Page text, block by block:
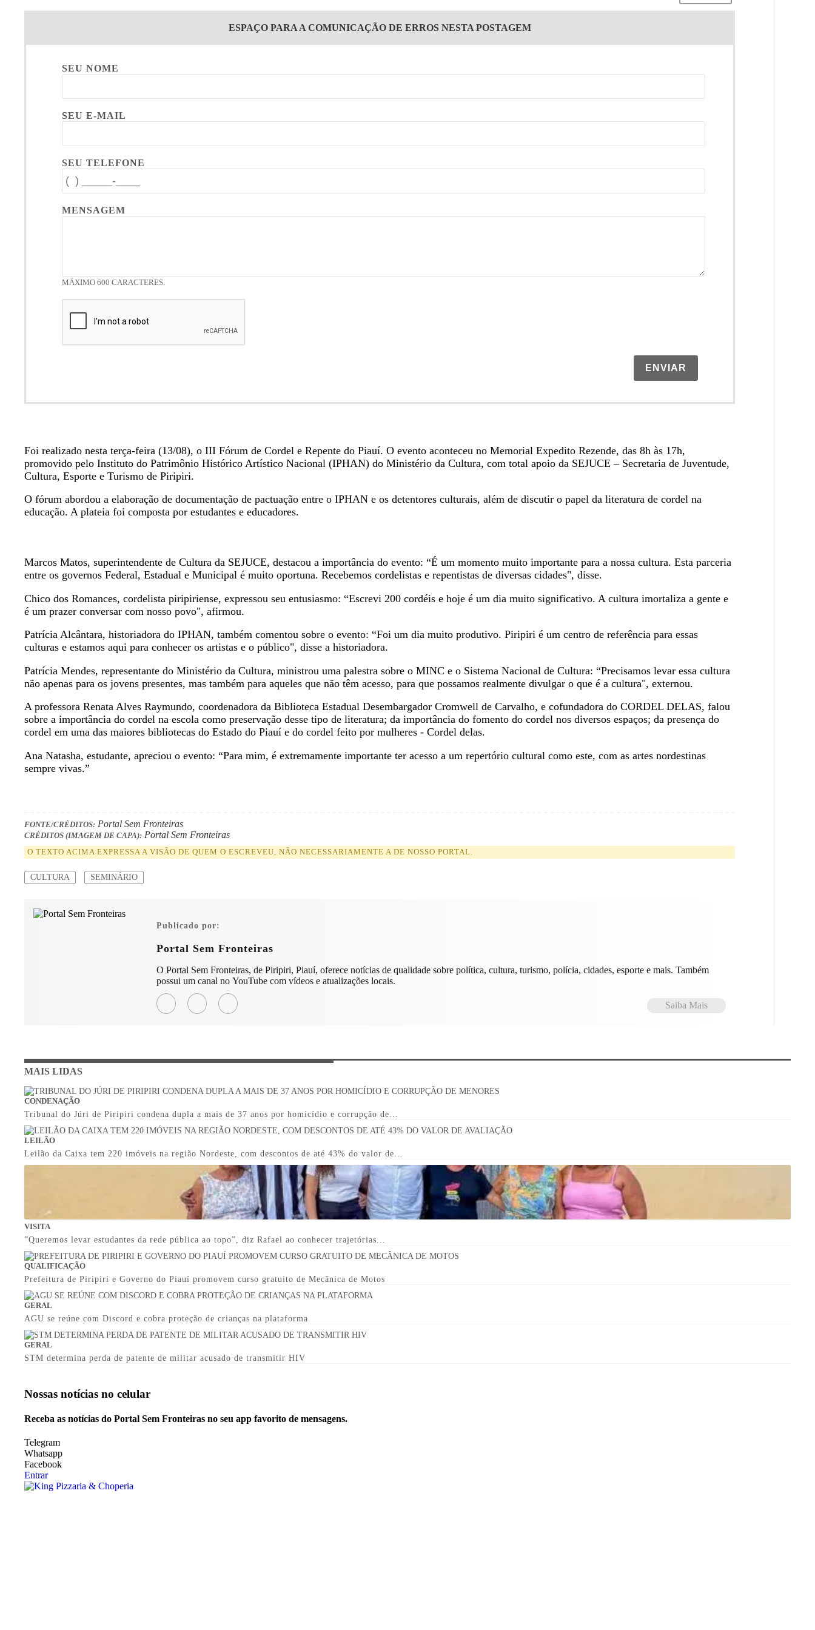
ESPAÇO PARA A COMUNICAÇÃO DE ERROS NESTA POSTAGEM
SEU NOME
SEU E-MAIL
SEU TELEFONE
MENSAGEM
MÁXIMO 600 CARACTERES.
ENVIAR
Foi realizado nesta terça-feira (13/08), o III Fórum de Cordel e Repente do Piauí. O evento aconteceu no Memorial Expedito Rezende, das 8h às 17h,
promovido pelo Instituto do Patrimônio Histórico Artístico Nacional (IPHAN) do Ministério da Cultura, com total apoio da SEJUCE – Secretaria de Juventude,
Cultura, Esporte e Turismo de Piripiri.
O fórum abordou a elaboração de documentação de pactuação entre o IPHAN e os detentores culturais, além de discutir o papel da literatura de cordel na
educação. A plateia foi composta por estudantes e educadores.
Marcos Matos, superintendente de Cultura da SEJUCE, destacou a importância do evento: “É um momento muito importante para a nossa cultura. Esta parceria
entre os governos Federal, Estadual e Municipal é muito oportuna. Recebemos cordelistas e repentistas de diversas cidades", disse.
Chico dos Romances, cordelista piripiriense, expressou seu entusiasmo: “Escrevi 200 cordéis e hoje é um dia muito significativo. A cultura imortaliza a gente e
é um prazer conversar com nosso povo", afirmou.
Patrícia Alcântara, historiadora do IPHAN, também comentou sobre o evento: “Foi um dia muito produtivo. Piripiri é um centro de referência para essas
culturas e estamos aqui para conhecer os artistas e o público", disse a historiadora.
Patrícia Mendes, representante do Ministério da Cultura, ministrou uma palestra sobre o MINC e o Sistema Nacional de Cultura: “Precisamos levar essa cultura
não apenas para os jovens presentes, mas também para aqueles que não têm acesso, para que possamos realmente divulgar o que é a cultura", externou.
A professora Renata Alves Raymundo, coordenadora da Biblioteca Estadual Desembargador Cromwell de Carvalho, e cofundadora do CORDEL DELAS, falou
sobre a importância do cordel na escola como preservação desse tipo de literatura; da importância do fomento do cordel nos diversos espaços; da presença do
cordel em uma das maiores bibliotecas do Estado do Piauí e do cordel feito por mulheres - Cordel delas.
Ana Natasha, estudante, apreciou o evento: “Para mim, é extremamente importante ter acesso a um repertório cultural como este, com as artes nordestinas
sempre vivas.”
FONTE/CRÉDITOS: Portal Sem Fronteiras
CRÉDITOS (IMAGEM DE CAPA): Portal Sem Fronteiras
O TEXTO ACIMA EXPRESSA A VISÃO DE QUEM O ESCREVEU, NÃO NECESSARIAMENTE A DE NOSSO PORTAL.
CULTURA SEMINÁRIO
Publicado por:
Portal Sem Fronteiras
O Portal Sem Fronteiras, de Piripiri, Piauí, oferece notícias de qualidade sobre política, cultura, turismo, polícia, cidades, esporte e mais. Também
possui um canal no YouTube com vídeos e atualizações locais.
Saiba Mais
MAIS LIDAS
CONDENAÇÃO
Tribunal do Júri de Piripiri condena dupla a mais de 37 anos por homicídio e corrupção de...
LEILÃO
Leilão da Caixa tem 220 imóveis na região Nordeste, com descontos de até 43% do valor de...
VISITA
”Queremos levar estudantes da rede pública ao topo”, diz Rafael ao conhecer trajetórias...
QUALIFICAÇÃO
Prefeitura de Piripiri e Governo do Piauí promovem curso gratuito de Mecânica de Motos
GERAL
AGU se reúne com Discord e cobra proteção de crianças na plataforma
GERAL
STM determina perda de patente de militar acusado de transmitir HIV
Nossas notíciasno celular
Receba as notícias do Portal Sem Fronteiras no seu app favorito de mensagens.
Telegram
Whatsapp
Facebook
Entrar